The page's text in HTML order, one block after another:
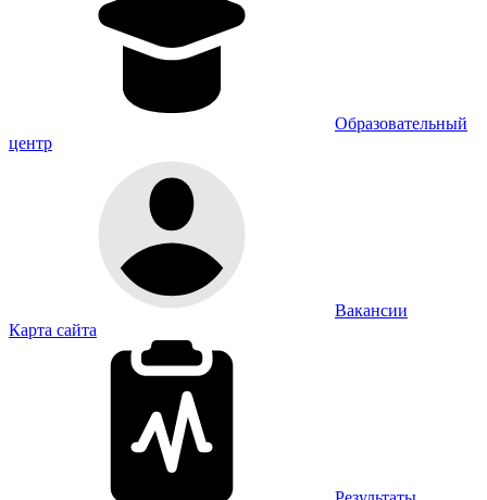
Образовательный
центр
Вакансии
Карта сайта